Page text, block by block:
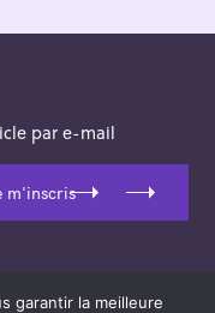
par e-mail
m'inscris
garantir la meilleure